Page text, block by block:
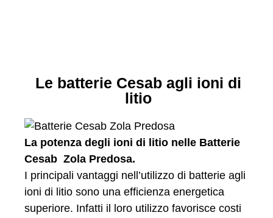
Le batterie Cesab agli ioni di
litio
La potenza degli ioni di litio nelle Batterie
Cesab Zola Predosa.
I principali vantaggi nell’utilizzo di batterie agli
ioni di litio sono una efficienza energetica
superiore. Infatti il loro utilizzo favorisce costi